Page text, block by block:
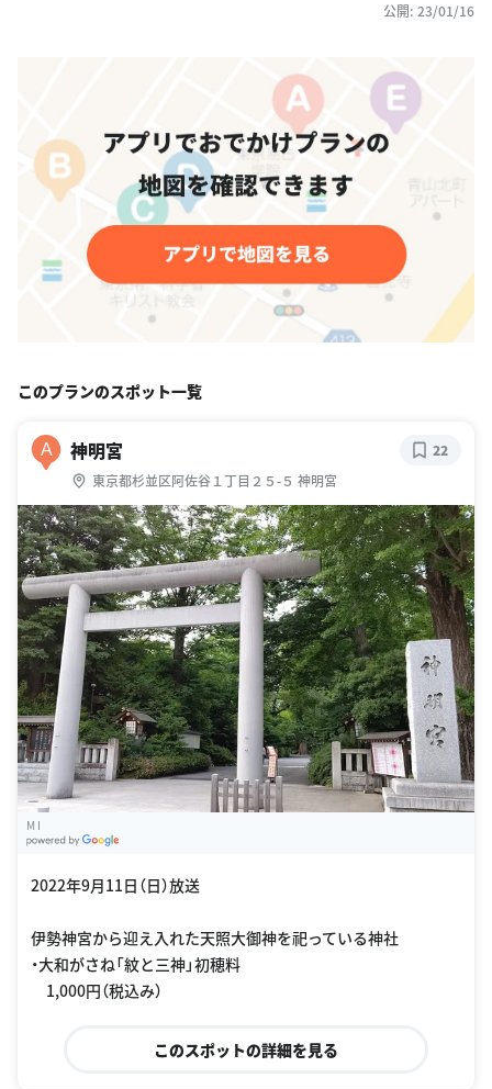
公開: 23/01/16
このプランのスポット一覧
A 神明宮
東京都杉並区阿佐谷１丁目２５-５ 神明宮
22
M I
2022年9月11日（日）放送
伊勢神宮から迎え入れた天照大御神を祀っている神社
・大和がさね「紋と三神」初穂料
1,000円（税込み）
このスポットの詳細を見る